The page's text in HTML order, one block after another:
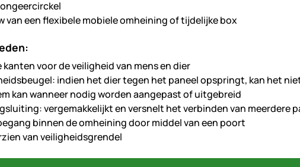
van een flexibele mobiele omheining of tijdelijke box
voor de veiligheid van mens en dier
indien het dier tegen het paneel opspringt, kan het
kan wanneer nodig worden aangepast of uitgebreid
vergemakkelijkt en versnelt het verbinden van meerdere
binnen de omheining door middel van een poort
van veiligheidsgrendel